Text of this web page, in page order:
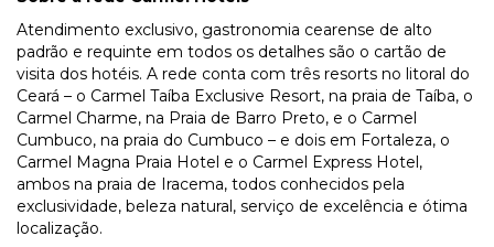
Atendimento exclusivo, gastronomia cearense de alto
padrão e requinte em todos os detalhes são o cartão de
visita dos hotéis. A rede conta com três resorts no litoral do
Ceará – o Carmel Taíba Exclusive Resort, na praia de Taíba, o
Carmel Charme, na Praia de Barro Preto, e o Carmel
Cumbuco, na praia do Cumbuco – e dois em Fortaleza, o
Carmel Magna Praia Hotel e o Carmel Express Hotel,
ambos na praia de Iracema, todos conhecidos pela
exclusividade, beleza natural, serviço de excelência e ótima
localização.